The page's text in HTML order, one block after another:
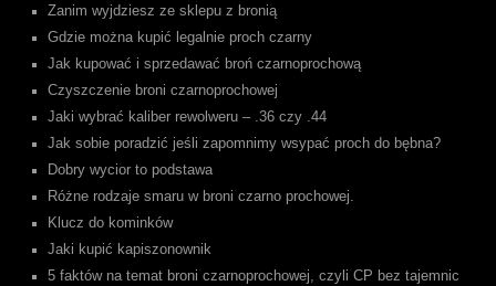
Zanim wyjdziesz ze sklepu z bronią
Gdzie można kupić legalnie proch czarny
Jak kupować i sprzedawać broń czarnoprochową
Czyszczenie broni czarnoprochowej
Jaki wybrać kaliber rewolweru – .36 czy .44
Jak sobie poradzić jeśli zapomnimy wsypać proch do bębna?
Dobry wycior to podstawa
Różne rodzaje smaru w broni czarno prochowej.
Klucz do kominków
Jaki kupić kapiszonownik
5 faktów na temat broni czarnoprochowej, czyli CP bez tajemnic